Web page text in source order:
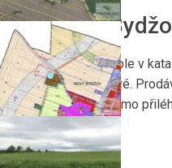
Pole Nový
Nabízíme k prodeji pole v
okrese Hradec Králové.
29.136 m2 velká a přímo
TYP